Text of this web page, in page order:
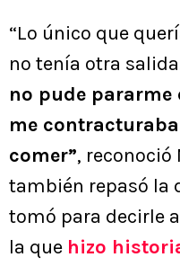
“Lo único que
no tenía otra
no pude pararme
me
comer”, reconoció
también repasó la
tomó para decirle
la que hizo